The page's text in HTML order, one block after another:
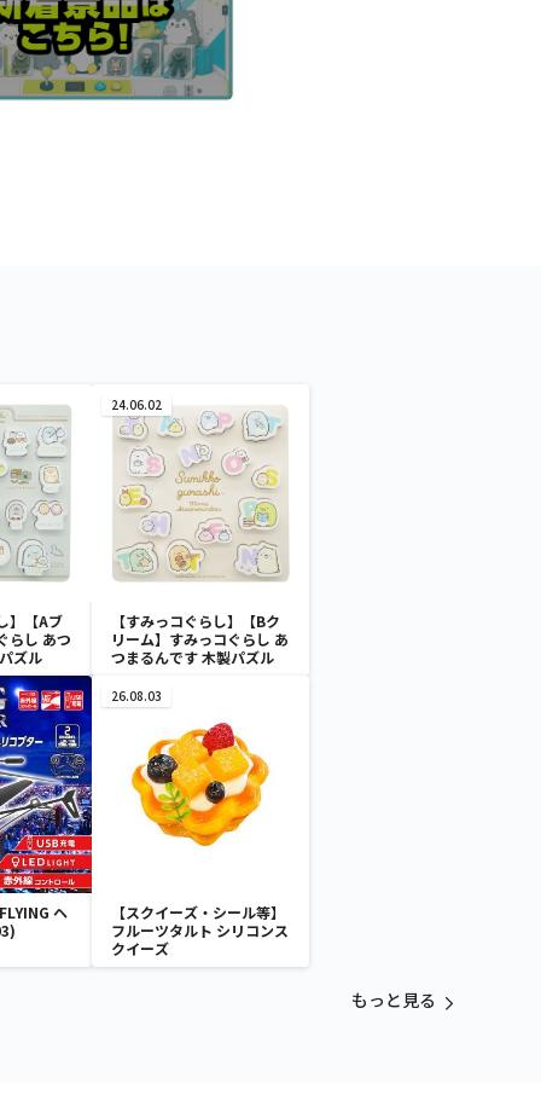
】【Aブ
らし あつ
ズル
24.06.02
【すみっコぐらし】【Bク
リーム】すみっコぐらし あ
つまるんです 木製パズル
ヘ
26.08.03
【スクイーズ・シール等】
フルーツタルト シリコンス
クイーズ
もっと見る